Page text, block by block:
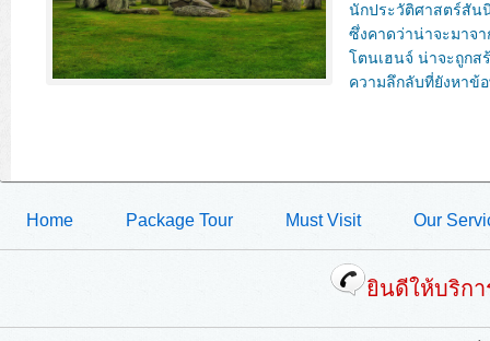
นักประวัติศาสตร์สัน
ซึ่งคาดว่าน่าจะมาจา
โตนเฮนจ์ น่าจะถูกส
ความลึกลับที่ยังหาข้
Home Package Tour Must Visit Our
ยินดีให้บริกา